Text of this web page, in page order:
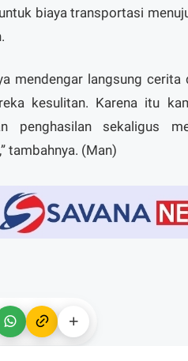
biaya transportasi
mendengar langsung
kesulitan. Karena itu
penghasilan sekaligus
tambahnya. (Man)